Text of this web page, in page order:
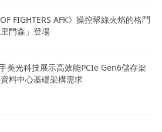
FIGHTERS AFK》操控翠綠火焰的格鬥
門森」登場
美光科技展示高效能PCIe Gen6儲存架
料中心基礎架構需求